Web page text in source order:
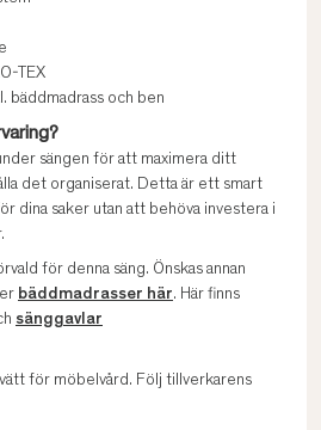
TEX
bäddmadrass och ben
sängen för att maximera ditt
det organiserat. Detta är ett smart
dina saker utan att behöva investera i
för denna säng. Önskas annan
bäddmadrasser här. Här finns
sänggavlar
för möbelvård. Följ tillverkarens